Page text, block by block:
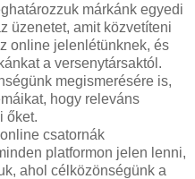
márkánk egyedi
üzenetet, amit közvetíteni
online jelenlétünknek, és
a versenytársaktól.
megismerésére is,
hogy releváns
őket.
csatornák
platformon jelen lenni,
ahol célközönségünk a